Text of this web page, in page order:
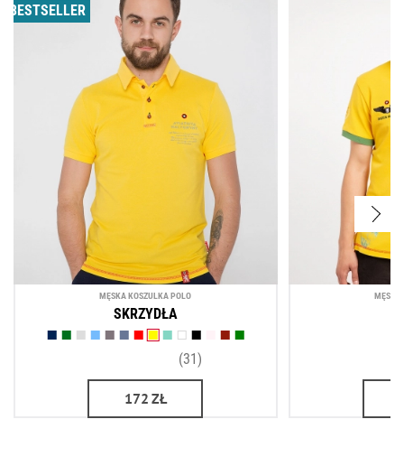
BESTSELLER
MĘSKA KOSZULKA POLO
SKRZYDŁA
(31)
172 ZŁ
MĘSKA